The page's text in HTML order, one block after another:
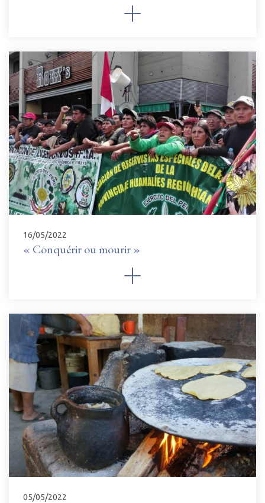
16/05/2022
« Conquérir ou mourir »
05/05/2022